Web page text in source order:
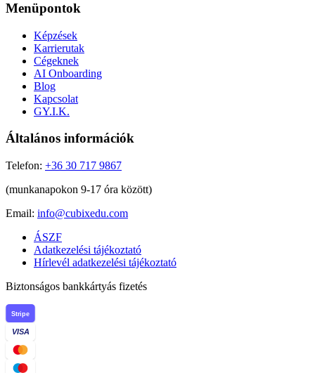
Menüpontok
Képzések
Karrierutak
Cégeknek
AI Onboarding
Blog
Kapcsolat
GY.I.K.
Általános információk
Telefon: +36 30 717 9867
(munkanapokon 9-17 óra között)
Email: info@cubixedu.com
ÁSZF
Adatkezelési tájékoztató
Hírlevél adatkezelési tájékoztató
Biztonságos bankkártyás fizetés
Stripe
VISA